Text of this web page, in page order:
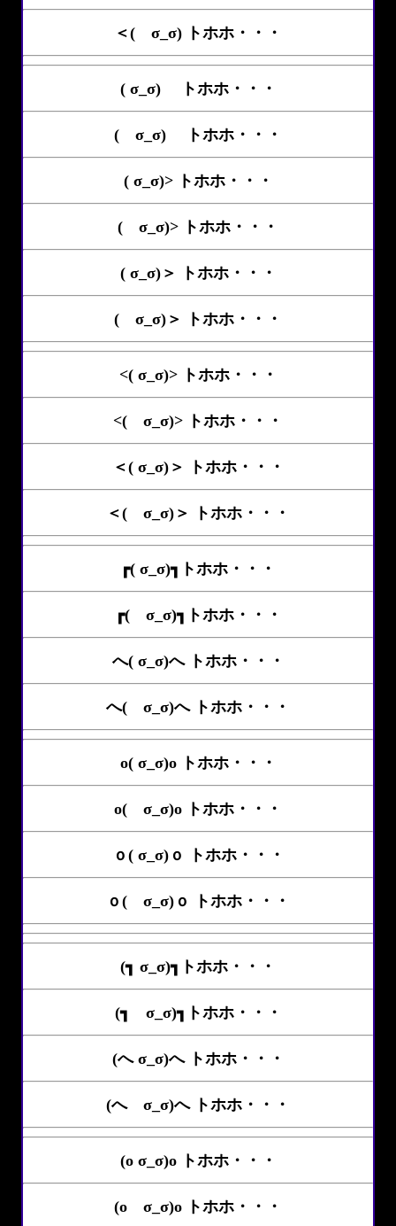
＜( σ_σ) トホホ・・・
( σ_σ)ゝ トホホ・・・
( σ_σ)ゝ トホホ・・・
( σ_σ)> トホホ・・・
( σ_σ)> トホホ・・・
( σ_σ)＞ トホホ・・・
( σ_σ)＞ トホホ・・・
<( σ_σ)> トホホ・・・
<( σ_σ)> トホホ・・・
＜( σ_σ)＞ トホホ・・・
＜( σ_σ)＞ トホホ・・・
┏( σ_σ)┓トホホ・・・
┏( σ_σ)┓トホホ・・・
へ( σ_σ)へ トホホ・・・
へ( σ_σ)へ トホホ・・・
o( σ_σ)o トホホ・・・
o( σ_σ)o トホホ・・・
ｏ( σ_σ)ｏ トホホ・・・
ｏ( σ_σ)ｏ トホホ・・・
(┓ σ_σ)┓トホホ・・・
(┓ σ_σ)┓トホホ・・・
(へ σ_σ)へ トホホ・・・
(へ σ_σ)へ トホホ・・・
(o σ_σ)o トホホ・・・
(o σ_σ)o トホホ・・・